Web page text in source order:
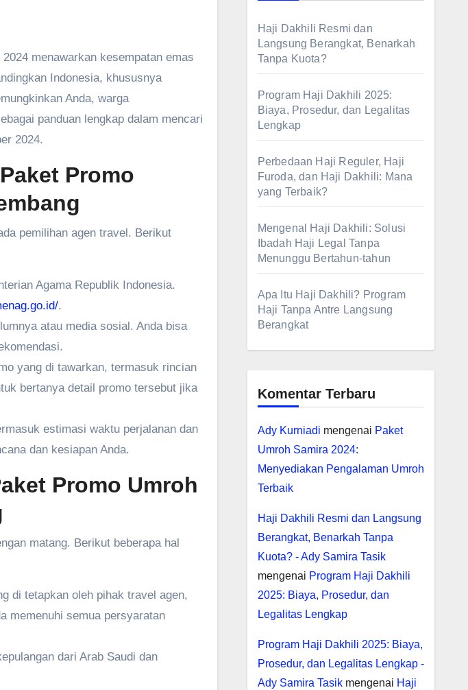
Indonesia, khususnya
Anda, warga
panduan lengkap dalam mencari
2024.
Promo
pemilihan agen travel. Berikut
Agama Republik Indonesia.
.
atau media sosial. Anda bisa
yang di tawarkan, termasuk rincian
bertanya detail promo tersebut jika
estimasi waktu perjalanan dan
dan kesiapan Anda.
Promo Umroh
matang. Berikut beberapa hal
di tetapkan oleh pihak travel agen,
memenuhi semua persyaratan
dari Arab Saudi dan
Haji Dakhili Resmi dan
Langsung Berangkat, Benarkah
Tanpa Kuota?
Program Haji Dakhili 2025:
Biaya, Prosedur, dan Legalitas
Lengkap
Perbedaan Haji Reguler, Haji
Furoda, dan Haji Dakhili: Mana
yang Terbaik?
Mengenal Haji Dakhili: Solusi
Ibadah Haji Legal Tanpa
Menunggu Bertahun-tahun
Apa Itu Haji Dakhili? Program
Haji Tanpa Antre Langsung
Berangkat
Komentar Terbaru
Ady Kurniadi mengenai Paket
Umroh Samira 2024:
Menyediakan Pengalaman Umroh
Terbaik
Haji Dakhili Resmi dan Langsung
Berangkat, Benarkah Tanpa
Kuota? - Ady Samira Tasik
mengenai Program Haji Dakhili
2025: Biaya, Prosedur, dan
Legalitas Lengkap
Program Haji Dakhili 2025: Biaya,
Prosedur, dan Legalitas Lengkap -
Ady Samira Tasikmengenai Haji